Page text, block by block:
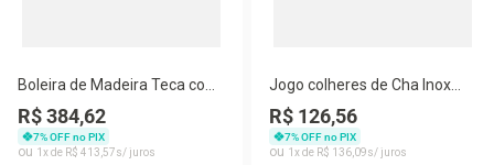
Boleira de Madeira Teca com
Tampa Acrílico 33x18cm -
Rojemac
R$ 384,62
7% OFF no PIX
1
R$ 413 57
Jogo colheres de Cha Inox
Music 4 peças rainbow -
Rojemac
R$ 126,56
7% OFF no PIX
1
R$ 136 09